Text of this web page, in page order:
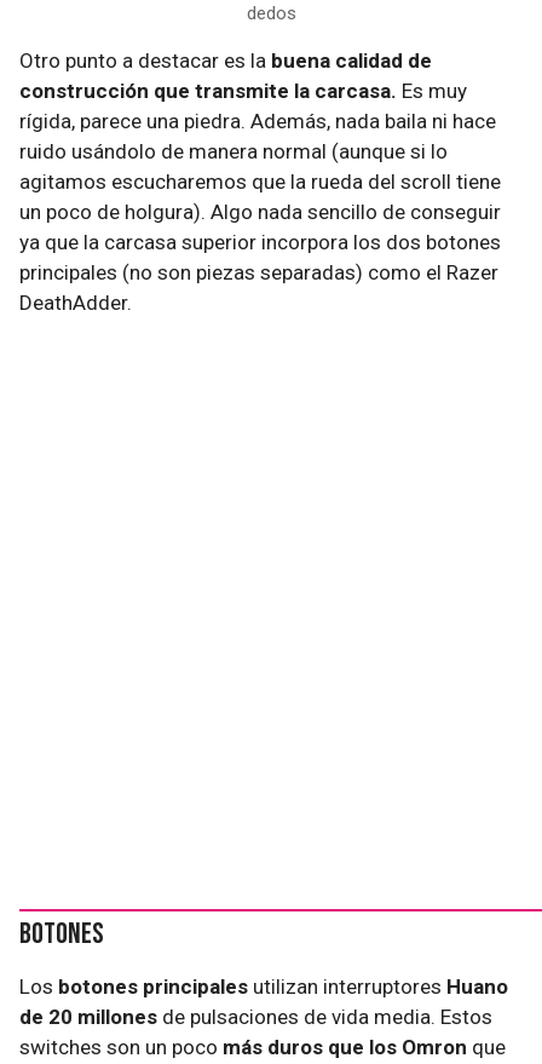
dedos
Otro punto a destacar es la buena calidad de
construcción que transmite la carcasa. Es muy
rígida, parece una piedra. Además, nada baila ni hace
ruido usándolo de manera normal (aunque si lo
agitamos escucharemos que la rueda del scroll tiene
un poco de holgura). Algo nada sencillo de conseguir
ya que la carcasa superior incorpora los dos botones
principales (no son piezas separadas) como el Razer
DeathAdder.
Botones
Los botones principales utilizan interruptores Huano
de 20 millones de pulsaciones de vida media. Estos
switches son un poco más duros que los Omron que